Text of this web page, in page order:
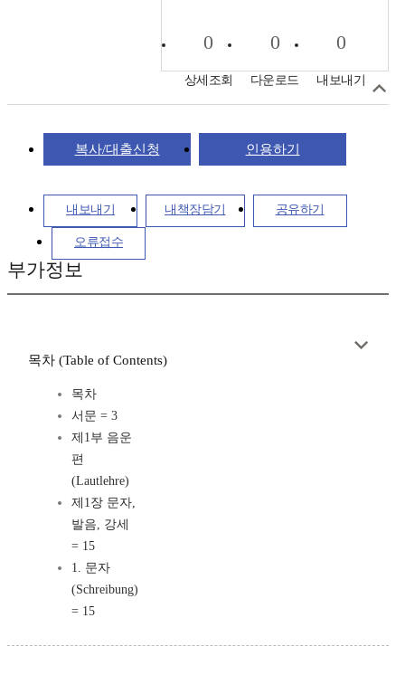
0
상세조회
0
다운로드
0
내보내기
복사/대출신청 인용하기
내보내기 내책장담기 공유하기
오류접수
부가정보
목차 (Table of Contents)
목차
서문 = 3
제1부 음운
편
(Lautlehre)
제1장 문자,
발음, 강세
= 15
1. 문자
(Schreibung)
= 15